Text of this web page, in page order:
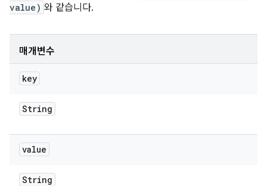
value) 와 같습니다.
매개변수
key
String
value
String